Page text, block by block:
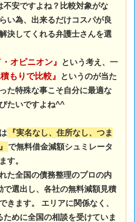
不安ですよね？比較対象がな
い為、出来るだけコスパが良
決してくれる弁護士さんを選
・オピニオン』
という考え、一
積もりで比較』
というのが当た
た特殊な事こそ自分に最適な
たいですよね^^
『実名なし、住所なし、つま
で無料借金減額シュミレータ
す。
た全国の債務整理のプロの内
で選出し、各社の無料減額見積
きます。
エリアに関係なく、
めに全国の相談を受けていま